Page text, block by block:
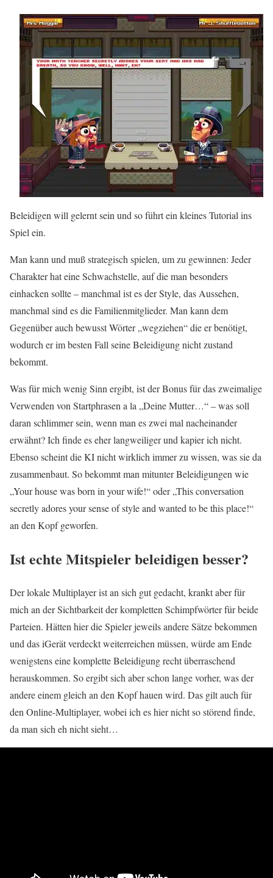
Beleidigen will gelernt sein und so führt ein kleines Tutorial ins
Spiel ein.
Man kann und muß strategisch spielen, um zu gewinnen: Jeder
Charakter hat eine Schwachstelle, auf die man besonders
einhacken sollte – manchmal ist es der Style, das Aussehen,
manchmal sind es die Familienmitglieder. Man kann dem
Gegenüber auch bewusst Wörter „wegziehen“ die er benötigt,
wodurch er im besten Fall seine Beleidigung nicht zustand
bekommt.
Was für mich wenig Sinn ergibt, ist der Bonus für das zweimalige
Verwenden von Startphrasen a la „Deine Mutter…“ – was soll
daran schlimmer sein, wenn man es zwei mal nacheinander
erwähnt? Ich finde es eher langweiliger und kapier ich nicht.
Ebenso scheint die KI nicht wirklich immer zu wissen, was sie da
zusammenbaut. So bekommt man mitunter Beleidigungen wie
„Your house was born in your wife!“ oder „This conversation
secretly adores your sense of style and wanted to be this place!“
an den Kopf geworfen.
Ist echte Mitspieler beleidigen besser?
Der lokale Multiplayer ist an sich gut gedacht, krankt aber für
mich an der Sichtbarkeit der kompletten Schimpfwörter für beide
Parteien. Hätten hier die Spieler jeweils andere Sätze bekommen
und das iGerät verdeckt weiterreichen müssen, würde am Ende
wenigstens eine komplette Beleidigung recht überraschend
herauskommen. So ergibt sich aber schon lange vorher, was der
andere einem gleich an den Kopf hauen wird. Das gilt auch für
den Online-Multiplayer, wobei ich es hier nicht so störend finde,
da man sich eh nicht sieht…